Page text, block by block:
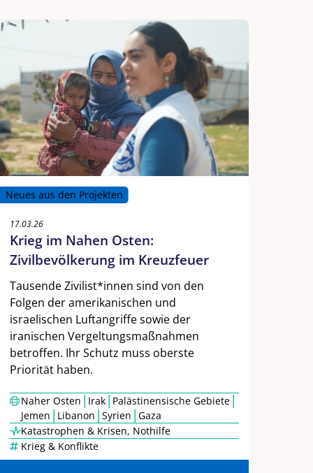
Neues aus den Projekten
17.03.26
Krieg im Nahen Osten:
Zivilbevölkerung im Kreuzfeuer
Tausende Zivilist*innen sind von den
Folgen der amerikanischen und
israelischen Luftangriffe sowie der
iranischen Vergeltungsmaßnahmen
betroffen. Ihr Schutz muss oberste
Priorität haben.
Naher Osten|Irak|Palästinensische Gebiete|
Jemen | Libanon |Syrien |Gaza
Katastrophen & Krisen, Nothilfe
Krieg & Konflikte